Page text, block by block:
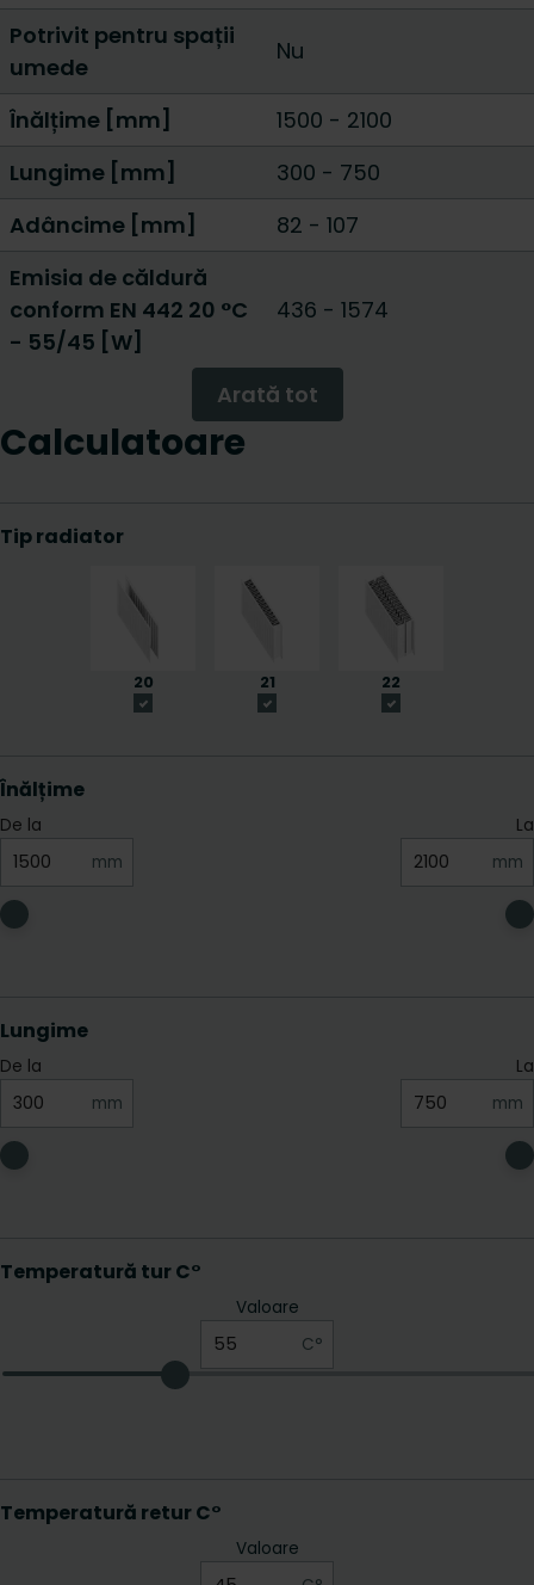
Potrivit pentru spații
umede
Nu
Înălțime [mm] 1500 - 2100
Lungime [mm]
300 - 750
Adâncime [mm]
82 - 107
Emisia de căldură
conform EN 442 20 °C
- 55/45 [W]
436 - 1574
Arată tot
Calculatoare